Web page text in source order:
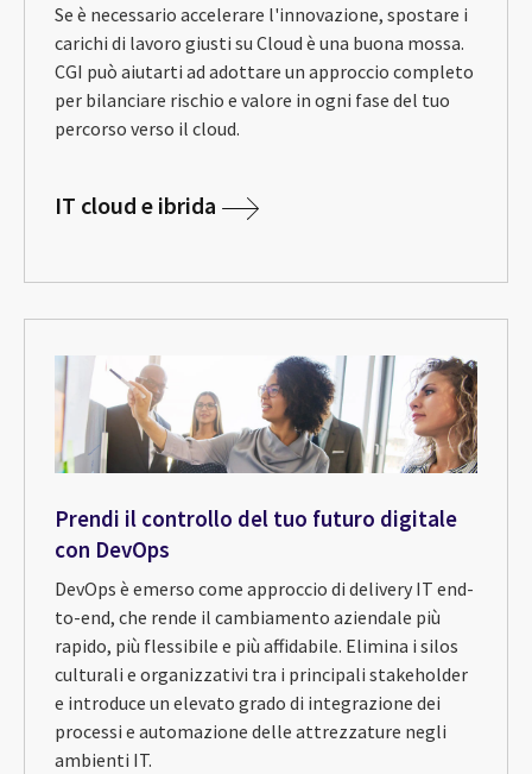
Se è necessario accelerare l'innovazione, spostare i
carichi di lavoro giusti su Cloud è una buona mossa.
CGI può aiutarti ad adottare un approccio completo
per bilanciare rischio e valore in ogni fase del tuo
percorso verso il cloud.
IT cloud e ibrida
Prendi il controllo del tuo futuro digitale
con DevOps
DevOps è emerso come approccio di delivery IT end-
to-end, che rende il cambiamento aziendale più
rapido, più flessibile e più affidabile. Elimina i silos
culturali e organizzativi tra i principali stakeholder
e introduce un elevato grado di integrazione dei
processi e automazione delle attrezzature negli
ambienti IT.